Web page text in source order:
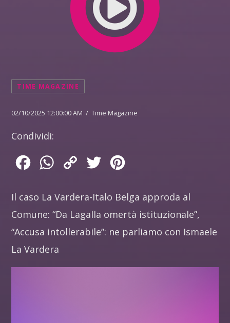
TIME MAGAZINE
02/10/2025 12:00:00 AM / Time Magazine
Condividi:
FacebookWhatsApp
Copy
Twitter
Il caso La Vardera-Italo Belga approda al
Comune: “Da Lagalla omertà istituzionale”,
“Accusa intollerabile”: ne parliamo con Ismaele
La Vardera